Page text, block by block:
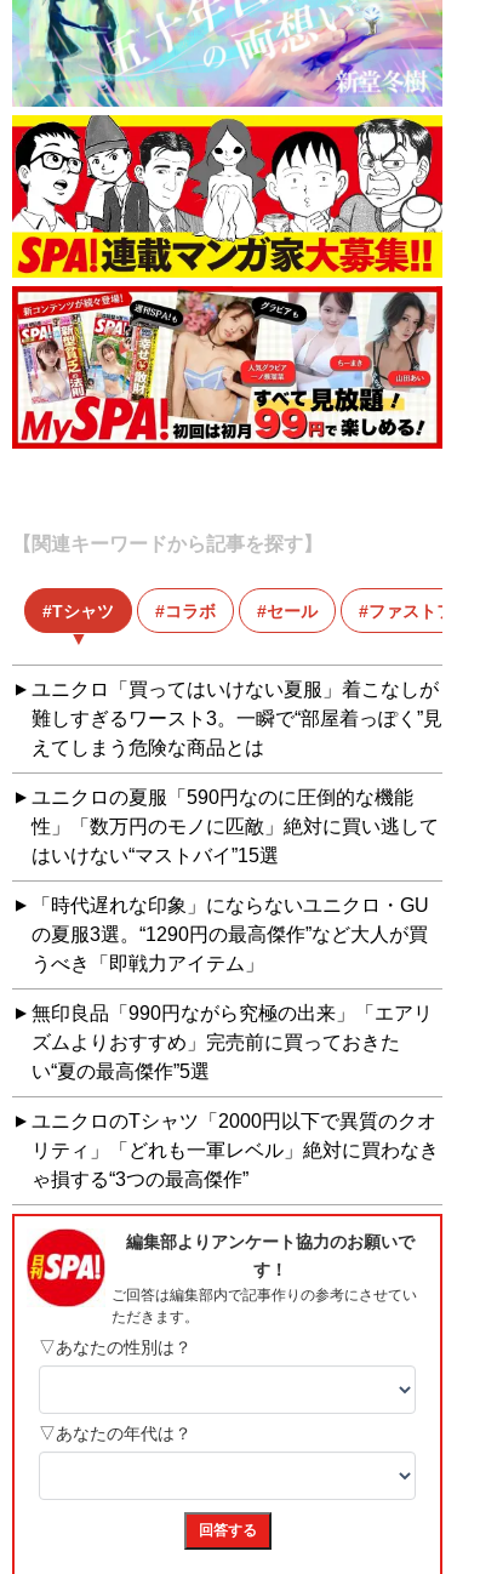
【関連キーワードから記事を探す】
Tシャツ コラボ セール ファストファ
ユニクロ「買ってはいけない夏服」着こなしが
難しすぎるワースト3。一瞬で“部屋着っぽく”見
えてしまう危険な商品とは
ユニクロの夏服「590円なのに圧倒的な機能
性」「数万円のモノに匹敵」絶対に買い逃して
はいけない“マストバイ”15選
「時代遅れな印象」にならないユニクロ・GU
の夏服3選。“1290円の最高傑作”など大人が買
うべき「即戦力アイテム」
無印良品「990円ながら究極の出来」「エアリ
ズムよりおすすめ」完売前に買っておきた
い“夏の最高傑作”5選
ユニクロのTシャツ「2000円以下で異質のクオ
リティ」「どれも一軍レベル」絶対に買わなき
ゃ損する“3つの最高傑作”